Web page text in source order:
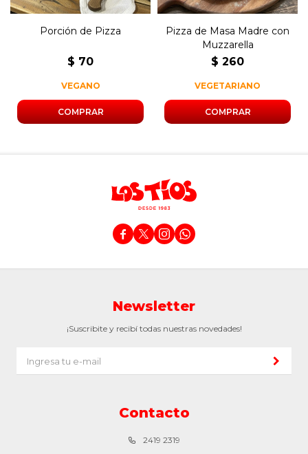
Porción de Pizza
$ 70
VEGANO
Pizza de Masa Madre con
Muzzarella
$ 260
VEGETARIANO
   
Contacto
2419 2319
Newsletter
¡Suscribite y recibí todas nuestras novedades!